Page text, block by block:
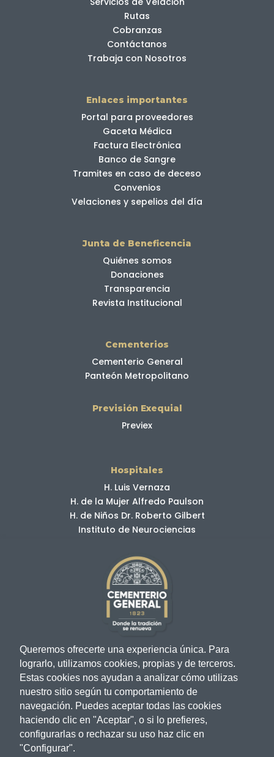
Rutas
Cobranzas
Contáctanos
Trabaja con Nosotros
Enlaces importantes
Portal para proveedores
Gaceta Médica
Factura Electrónica
Banco de Sangre
Tramites en caso de deceso
Convenios
Velaciones y sepelios del día
Junta de Beneficencia
Quiénes somos
Donaciones
Transparencia
Revista Institucional
Cementerios
Cementerio General
Panteón Metropolitano
Previsión Exequial
Previex
Hospitales
H. Luis Vernaza
H. de la Mujer Alfredo Paulson
H. de Niños Dr. Roberto Gilbert
Instituto de Neurociencias
Unidades Educativas
José Domingo de Santistevan
Santa Luisa de Marillac
Hogares para Niñas
Hogar Calderon Ayluardo
Hogar Manuel Galecio
Hogares para Adultos Mayores
Hogar del Corazón de Jesús
Términos y Políticas de datos
Queremos ofrecerte una experiencia única. Para
lograrlo, utilizamos cookies, propias y de terceros.
Estas cookies nos ayudan a analizar cómo utilizas
nuestro sitio según tu comportamiento de
navegación. Puedes aceptar todas las cookies
haciendo clic en "Aceptar", o si lo prefieres,
configurarlas o rechazar su uso haz clic en
"Configurar".